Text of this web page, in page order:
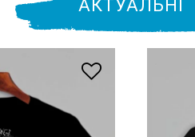
АКТУАЛЬНІ